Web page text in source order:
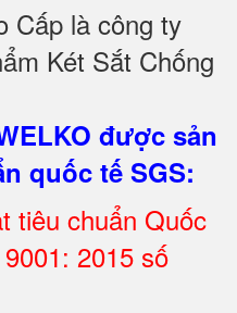
Cấp là công ty
Két Sắt Chống
được sản
quốc tế SGS:
tiêu chuẩn Quốc
2015 số